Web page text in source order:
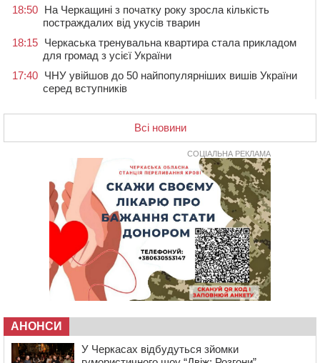
18:50 На Черкащині з початку року зросла кількість
постраждалих від укусів тварин
18:15 Черкаська тренувальна квартира стала прикладом
для громад з усієї України
17:40 ЧНУ увійшов до 50 найпопулярніших вишів України
серед вступників
контейнерний майданчик
16:32
Без розтину грудної клітки: у Черкасах 75-річній
пацієнтці замінили аортальний клапан
У Черкаському онкоцентрі встановили сонячну
електростанцію за понад пів мільйона гривень
У Київській області прощаються з полеглим на
фронті жителем Монастирищини
У Черкасах містяни через нову скляну зупинку і
вирізані дерева потерпають від спеки: Бондаренко
обіцяє масштабне озеленення
Провокував конфлікт і зачинився в автівці: у ТЦК
чоловіка у Тальному
13:55
У Тальному працівники ТЦК вибили вікно і
Всі новини
СОЦІАЛЬНА РЕКЛАМА
АНОНСИ
У Черкасах відбудуться зйомки